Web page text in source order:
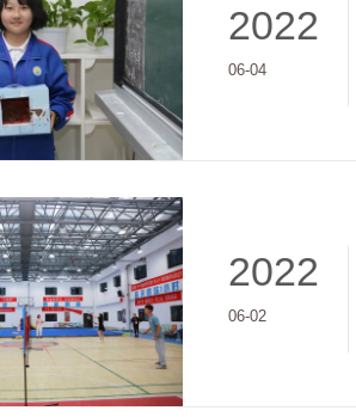
2022
06-04
2022
06-02